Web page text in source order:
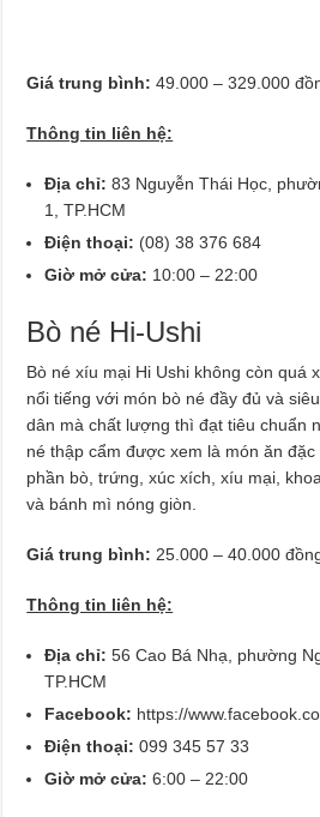
Giá trung bình:49.000 – 329.000
Thông tin liên hệ:
Địa chỉ:83 Nguyễn Thái Học,
1, TP.HCM
Điện thoại: (08) 38 376 684
Giờ mở cửa: 10:00 – 22:00
Bò né Hi-Ushi
Bò né xíu mại Hi Ushi không còn quá
nổi tiếng với món bò né đầy đủ và
dân mà chất lượng thì đạt tiêu chuẩn
né thập cẩm được xem là món ăn
phần bò, trứng, xúc xích, xíu mại,
và bánh mì nóng giòn.
Giá trung bình: 25.000 – 40.000
Thông tin liên hệ:
Địa chỉ:56 Cao Bá Nhạ, phường
TP.HCM
Facebook: https://
Điện thoại:099 345 57 33
Giờ mở cửa:6:00 – 22:00